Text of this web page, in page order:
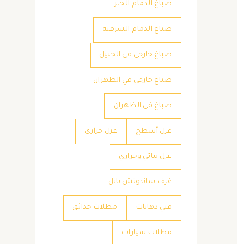
صباغ الدمام الخبر
صباغ الدمام الشرقية
صباغ خارجي في الجبيل
صباغ خارجي في الظهران
صباغ في الظهران
عزل أسطح عزل حراري
عزل مائي وحراري
غرف ساندوتش بانل
فني دهانات مظلات حدائق
مظلات سيارات